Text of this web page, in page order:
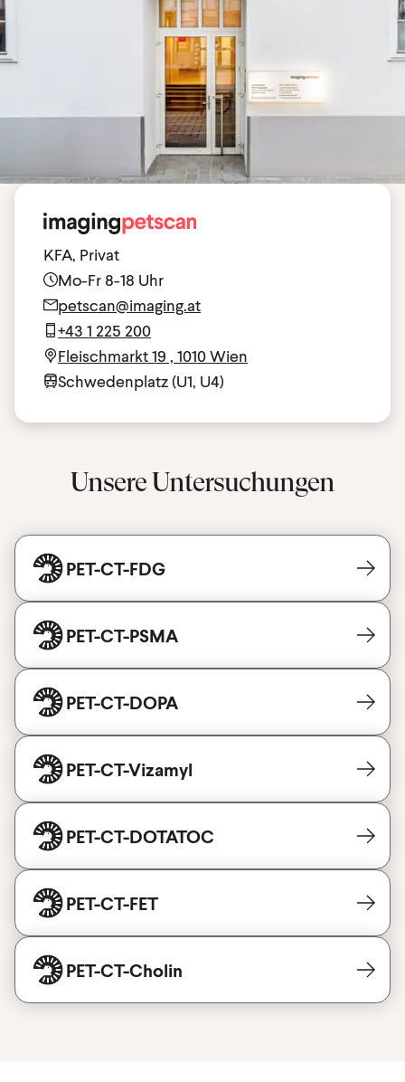
KFA, Privat
Mo-Fr 8-18 Uhr
petscan@imaging.at
+43 1 225 200
Fleischmarkt 19 , 1010 Wien
Schwedenplatz (U1, U4)
Unsere Untersuchungen
PET-CT-FDG
PET-CT-PSMA
PET-CT-DOPA
PET-CT-Vizamyl
PET-CT-DOTATOC
PET-CT-FET
PET-CT-Cholin